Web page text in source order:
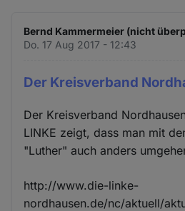
Bernd Kammermeier (nicht
Do. 17 Aug 2017 - 12:43
Der Kreisverband
Der Kreisverband
LINKE zeigt, dass man mit
"Luther" auch anders
http://www.die-linke-
nordhausen.de/nc/aktuell/